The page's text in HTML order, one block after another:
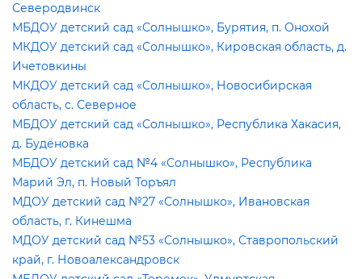
Северодвинск
МБДОУ детский сад «Солнышко», Бурятия, п. Онохой
МКДОУ детский сад «Солнышко», Кировская область, д.
Ичетовкины
МКДОУ детский сад «Солнышко», Новосибирская
область, с. Северное
МБДОУ детский сад «Солнышко», Республика Хакасия,
д. Будёновка
МБДОУ детский сад №4 «Солнышко», Республика
Марий Эл, п. Новый Торъял
МДОУ детский сад №27 «Солнышко», Ивановская
область, г. Кинешма
МДОУ детский сад №53 «Солнышко», Ставропольский
край, г. Новоалександровск